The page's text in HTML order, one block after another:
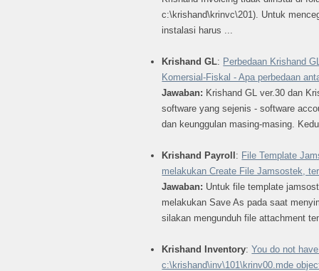
c:\krishand\krinvc\201). Untuk
instalasi harus ...
Krishand GL: Perbedaan Krishand
Komersial-Fiskal - Apa perbedaan
Jawaban: Krishand GL ver.30 dan
software yang sejenis - software
dan keunggulan masing-masing.
Krishand Payroll: File Template
melakukan Create File Jamsostek,
Jawaban: Untuk file template
melakukan Save As pada saat
silakan mengunduh file attachment
Krishand Inventory:You do not
c:\krishand\inv\101\krinv00.mde